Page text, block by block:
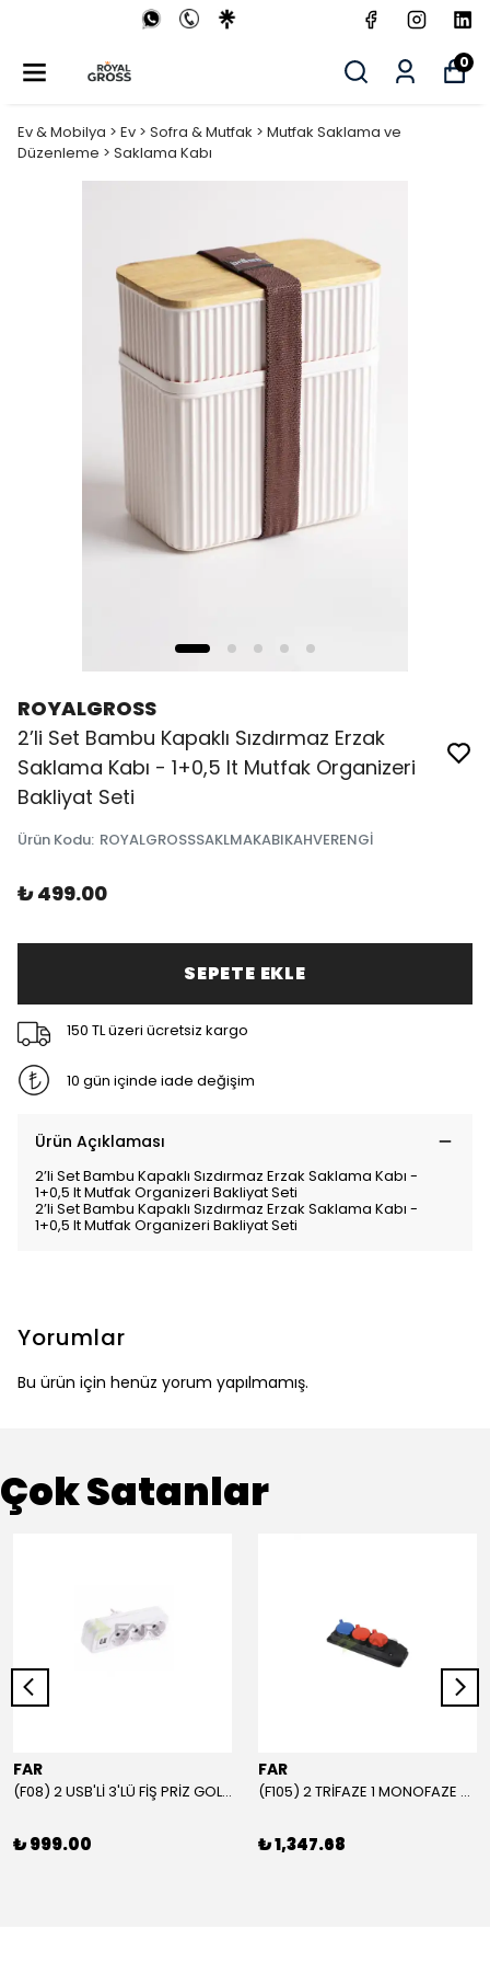
0
Ev & Mobilya > Ev > Sofra & Mutfak > Mutfak Saklama ve
Düzenleme > Saklama Kabı
ROYALGROSS
2’li Set Bambu Kapaklı Sızdırmaz Erzak
Saklama Kabı - 1+0,5 lt Mutfak Organizeri
Bakliyat Seti
Ürün Kodu: ROYALGROSSSAKLMAKABIKAHVERENGİ
₺ 499.00
SEPETE EKLE
150 TL üzeri ücretsiz kargo
10 gün içinde iade değişim
Ürün Açıklaması
2’li Set Bambu Kapaklı Sızdırmaz Erzak Saklama Kabı -
1+0,5 lt Mutfak Organizeri Bakliyat Seti
2’li Set Bambu Kapaklı Sızdırmaz Erzak Saklama Kabı -
1+0,5 lt Mutfak Organizeri Bakliyat Seti
Yorumlar
Bu ürün için henüz yorum yapılmamış.
Çok Satanlar
FAR
(F08) 2 USB'Lİ 3'LÜ FİŞ PRİZ GOLYAT
₺ 999.00
FAR
(F105) 2 TRİFAZE 1 MONOFAZE GRUP PRİZ
₺ 1,347.68